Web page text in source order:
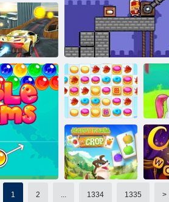
Janissary -torony
Két mutatvány
Cookie Crush 2
1 2 ... 1334 1335 >